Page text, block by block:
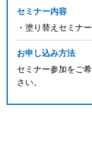
セミナー内容
・塗り替えセミナー
お申し込み方法
セミナー参加をご
さい。